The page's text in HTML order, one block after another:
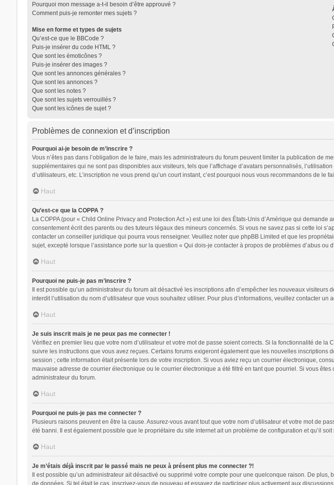
Pourquoi mon message a-t-il besoin d’être approuvé ?
Comment puis-je remonter mes sujets ?
Mise en forme et types de sujets
Qu’est-ce que le BBCode ?
Puis-je insérer du code HTML ?
Que sont les émoticônes ?
Puis-je insérer des images ?
Que sont les annonces générales ?
Que sont les annonces ?
Que sont les notes ?
Que sont les sujets verrouillés ?
Que sont les icônes de sujet ?
Problèmes de connexion et d’inscription
Pourquoi ai-je besoin de m’inscrire ?
Vous n’êtes pas dans l’obligation de le faire, mais les administrateurs du forum peuvent limiter la publication de
supplémentaires qui ne sont pas disponibles aux visiteurs, tels que l’affichage d’avatars personnalisés,
d’utilisateurs, etc. L’inscription ne vous prend qu’un court instant, c’est pourquoi nous vous recommandons de le
Haut
Qu’est-ce que la COPPA ?
La COPPA (pour « Child Online Privacy and Protection Act ») est une loi des États-Unis d’Amérique qui
consentement écrit des parents ou des tuteurs légaux des mineurs concernés. Si vous ne savez pas si cette loi
contacter un conseiller juridique qui pourra vous renseigner. Veuillez noter que phpBB Limited et que les
sujet, excepté lorsque l’assistance porte sur la question « Qui dois-je contacter à propos de problèmes d’abus ou
Haut
Pourquoi ne puis-je pas m’inscrire ?
Il est possible qu’un administrateur du forum ait désactivé les inscriptions afin d’empêcher les nouveaux
interdit l’utilisation du nom d’utilisateur que vous souhaitez utiliser. Pour plus d’informations, veuillez contacter un
Haut
Je suis inscrit mais je ne peux pas me connecter !
Vérifiez en premier lieu que votre nom d’utilisateur et votre mot de passe soient corrects. Si la fonctionnalité de
suivre les instructions que vous avez reçues. Certains forums exigeront également que les nouvelles
session ; cette information était présente lors de votre inscription. Si vous aviez reçu un courrier électronique,
mauvaise adresse de courrier électronique ou le courrier électronique a été filtré en tant que pourriel. Si vous
administrateur du forum.
Haut
Pourquoi ne puis-je pas me connecter ?
Plusieurs raisons peuvent en être la cause. Assurez-vous avant tout que votre nom d’utilisateur et votre mot de
été banni. Il est également possible que le propriétaire du site internet ait un problème de configuration et qu’il
Haut
Je m’étais déjà inscrit par le passé mais ne peux à présent plus me connecter ?!
Il est possible qu’un administrateur ait désactivé ou supprimé votre compte pour une quelconque raison. De
de données. Si tel était le cas, inscrivez-vous de nouveau et essayez de participer plus activement aux